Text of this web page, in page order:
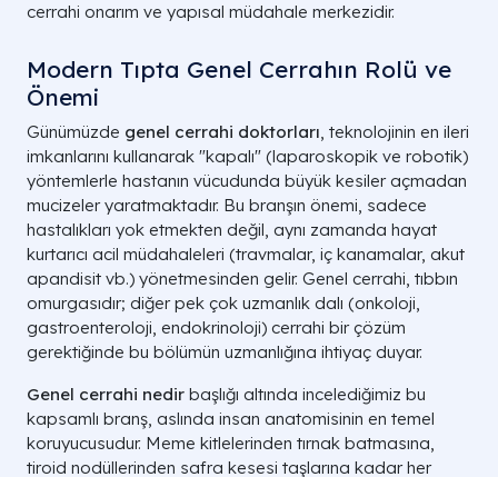
cerrahi onarım ve yapısal müdahale merkezidir.
Modern Tıpta Genel Cerrahın Rolü ve
Önemi
Günümüzde genel cerrahi doktorları, teknolojinin en ileri
imkanlarını kullanarak "kapalı" (laparoskopik ve robotik)
yöntemlerle hastanın vücudunda büyük kesiler açmadan
mucizeler yaratmaktadır. Bu branşın önemi, sadece
hastalıkları yok etmekten değil, aynı zamanda hayat
kurtarıcı acil müdahaleleri (travmalar, iç kanamalar, akut
apandisit vb.) yönetmesinden gelir. Genel cerrahi, tıbbın
omurgasıdır; diğer pek çok uzmanlık dalı (onkoloji,
gastroenteroloji, endokrinoloji) cerrahi bir çözüm
gerektiğinde bu bölümün uzmanlığına ihtiyaç duyar.
Genel cerrahi nedir başlığı altında incelediğimiz bu
kapsamlı branş, aslında insan anatomisinin en temel
koruyucusudur. Meme kitlelerinden tırnak batmasına,
tiroid nodüllerinden safra kesesi taşlarına kadar her